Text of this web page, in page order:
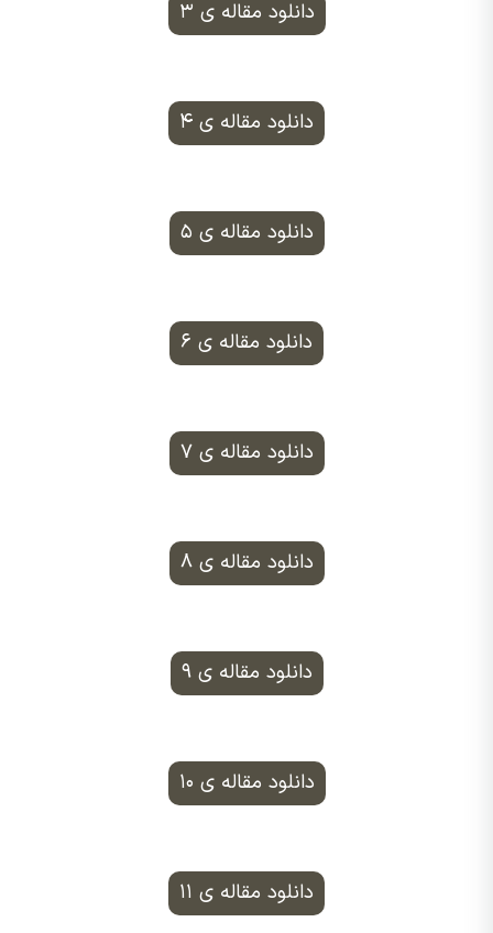
دانلود مقاله ی ۳
دانلود مقاله ی ۴
دانلود مقاله ی ۵
دانلود مقاله ی ۶
دانلود مقاله ی ۷
دانلود مقاله ی ۸
دانلود مقاله ی ۹
دانلود مقاله ی ۱۰
دانلود مقاله ی ۱۱